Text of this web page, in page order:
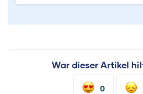
War dieser Artikel
0